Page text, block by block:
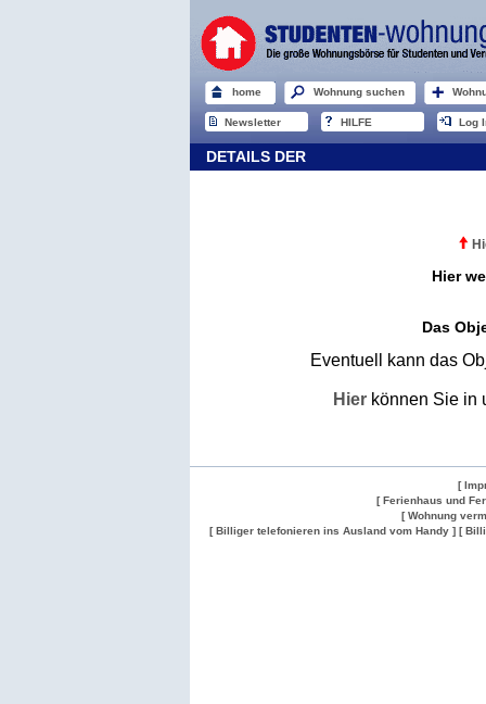
home Wohnung suchen
Newsletter HILFE Log
DETAILS DER
Hier
Das
Eventuell kann das
Hier können Sie in
[
[ Ferienhaus und
[ Wohnung
[ Billiger telefonieren ins Ausland vom Handy ] [